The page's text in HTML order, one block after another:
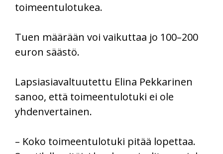
toimeentulotukea.
Tuen määrään voi vaikuttaa jo 100–200
euron säästö.
Lapsiasiavaltuutettu Elina Pekkarinen
sanoo, että toimeentulotuki ei ole
yhdenvertainen.
– Koko toimeentulotuki pitää lopettaa.